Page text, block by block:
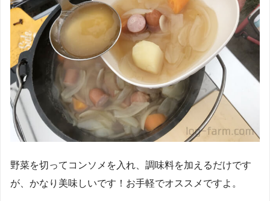
野菜を切ってコンソメを入れ、調味料を加えるだけです
が、かなり美味しいです！お手軽でオススメですよ。